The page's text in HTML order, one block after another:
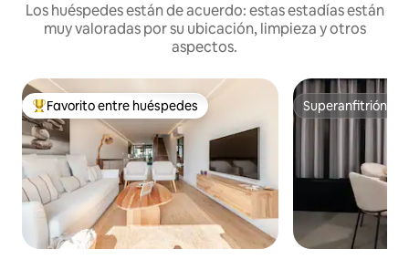
Los huéspedes están de acuerdo: estas estadías están
muy valoradas por su ubicación, limpieza y otros
aspectos.
Favorito entre huéspedes preferido
Favorito entre huéspedes Superanfitrión
Superanfitrión